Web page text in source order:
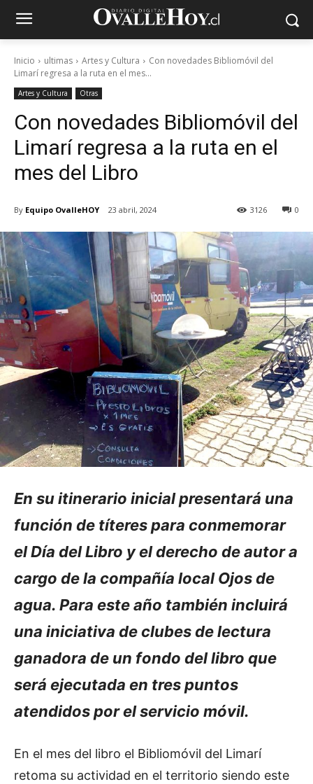
Inicio ultimas Artes y Cultura
Con novedades Bibliomóvil del
Limarí regresa a la ruta en el mes...
Artes y Cultura Otras
Con novedades Bibliomóvil del
Limarí regresa a la ruta en el
mes del Libro
By Equipo OvalleHOY 23 abril, 2024 0
3126
En su itinerario inicial presentará una
función de títeres para conmemorar
el Día del Libro y el derecho de autor a
cargo de la compañía local Ojos de
agua. Para este año también incluirá
una iniciativa de clubes de lectura
ganadora de un fondo del libro que
será ejecutada en tres puntos
atendidos por el servicio móvil.
En el mes del libro el Bibliomóvil del Limarí
retoma su actividad en el territorio siendo este